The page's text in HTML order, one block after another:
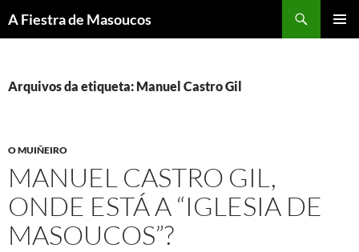
aoA Fiestra de Masoucos
Arquivos da etiqueta: Manuel Castro Gil
O MUIÑEIRO
MANUEL CASTRO GIL,
ONDE ESTÁ A “IGLESIA DE
MASOUCOS”?